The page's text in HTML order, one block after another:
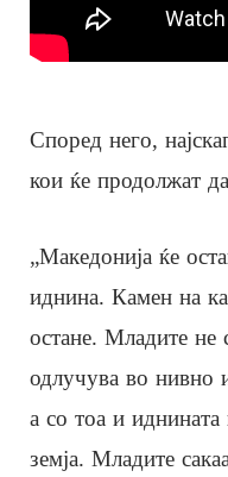
Според него,
кои ќе продолжат
„Македонија ќе
иднина. Камен на
остане. Младите не
одлучува во нивно
а со тоа и иднината
земја. Младите